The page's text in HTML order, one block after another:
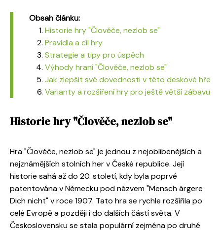
Obsah článku:
Historie hry "Člověče, nezlob se"
Pravidla a cíl hry
Strategie a tipy pro úspěch
Výhody hraní "Člověče, nezlob se"
Jak zlepšit své dovednosti v této deskové hře
Varianty a rozšíření hry pro ještě větší zábavu
Historie hry "Člověče, nezlob se"
Hra "Člověče, nezlob se" je jednou z nejoblíbenějších a
nejznámějších stolních her v České republice. Její
historie sahá až do 20. století, kdy byla poprvé
patentována v Německu pod názvem "Mensch ärgere
Dich nicht" v roce 1907. Tato hra se rychle rozšířila po
celé Evropě a později i do dalších částí světa. V
Československu se stala populární zejména po druhé